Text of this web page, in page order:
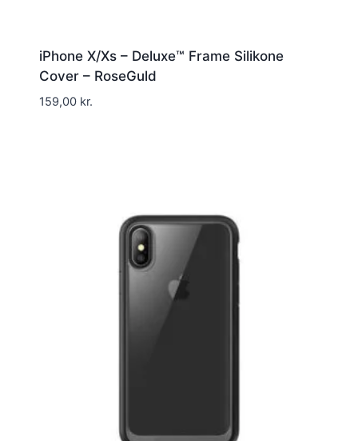
iPhone X/Xs – Deluxe™ Frame Silikone
Cover – RoseGuld
159,00 kr.